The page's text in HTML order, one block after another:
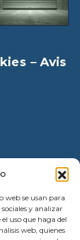
web se usan para
y analizar
uso que haga del
web, quienes
– Avis